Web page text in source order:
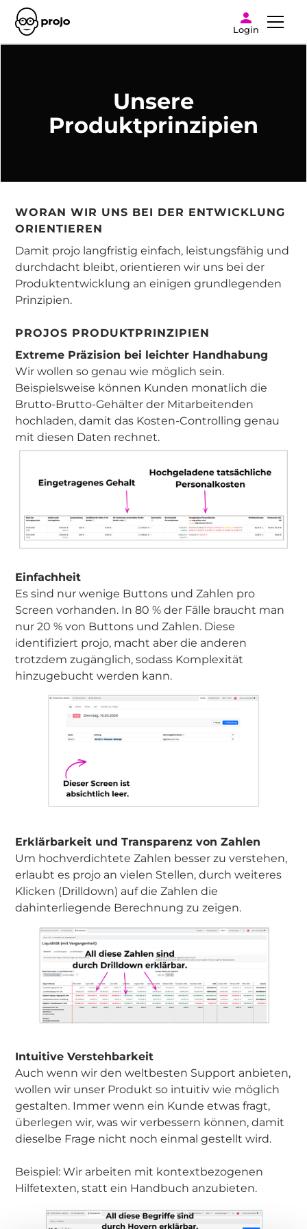
Login
Unsere
Produktprinzipien
WORAN WIR UNS BEI DER ENTWICKLUNG
ORIENTIEREN
Damit projo langfristig einfach, leistungsfähig und
durchdacht bleibt, orientieren wir uns bei der
Produktentwicklung an einigen grundlegenden
Prinzipien.
PROJOS PRODUKTPRINZIPIEN
Extreme Präzision bei leichter Handhabung
Wir wollen so genau wie möglich sein.
Beispielsweise können Kunden monatlich die
Brutto-Brutto-Gehälter der Mitarbeitenden
hochladen, damit das Kosten-Controlling genau
mit diesen Daten rechnet.
Einfachheit
Es sind nur wenige Buttons und Zahlen pro
Screen vorhanden. In 80 % der Fälle braucht man
nur 20 % von Buttons und Zahlen. Diese
identifiziert projo, macht aber die anderen
trotzdem zugänglich, sodass Komplexität
hinzugebucht werden kann.
Erklärbarkeit und Transparenz von Zahlen
Um hochverdichtete Zahlen besser zu verstehen,
erlaubt es projo an vielen Stellen, durch weiteres
Klicken (Drilldown) auf die Zahlen die
dahinterliegende Berechnung zu zeigen.
Intuitive Verstehbarkeit
Auch wenn wir den weltbesten Support anbieten,
wollen wir unser Produkt so intuitiv wie möglich
gestalten. Immer wenn ein Kunde etwas fragt,
überlegen wir, was wir verbessern können, damit
dieselbe Frage nicht noch einmal gestellt wird.
Beispiel: Wir arbeiten mit kontextbezogenen
Hilfetexten, statt ein Handbuch anzubieten.